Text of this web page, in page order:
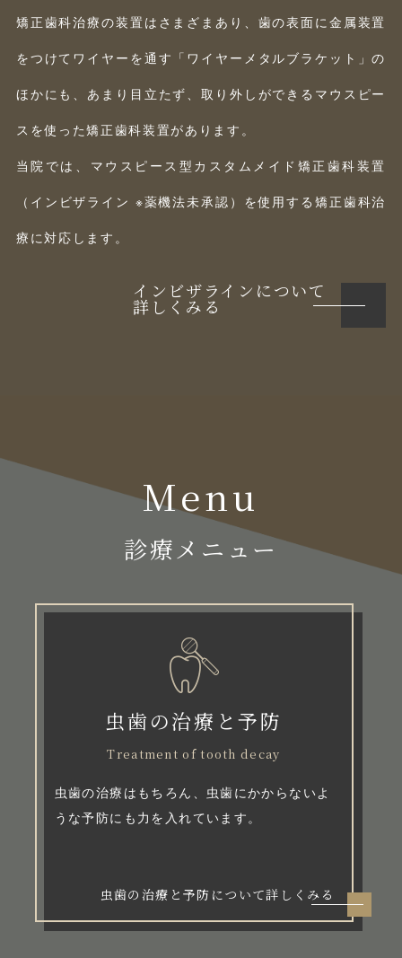
矯正歯科治療の装置はさまざまあり、歯の表面に金属装置
をつけてワイヤーを通す「ワイヤーメタルブラケット」の
ほかにも、あまり目立たず、取り外しができるマウスピー
スを使った矯正歯科装置があります。
当院では、マウスピース型カスタムメイド矯正歯科装置
（インビザライン ※薬機法未承認）を使用する矯正歯科治
療に対応します。
インビザラインについて
詳しくみる
Menu
診療メニュー
虫歯の治療と予防
Treatment of tooth decay
虫歯の治療はもちろん、虫歯にかからないよ
うな予防にも力を入れています。
虫歯の治療と予防について詳しくみる